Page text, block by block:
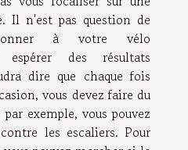
Il n'est pas question de
à votre vélo
espérer des résultats
dire que chaque fois
vous devez faire du
exemple, vous pouvez
les escaliers. Pour